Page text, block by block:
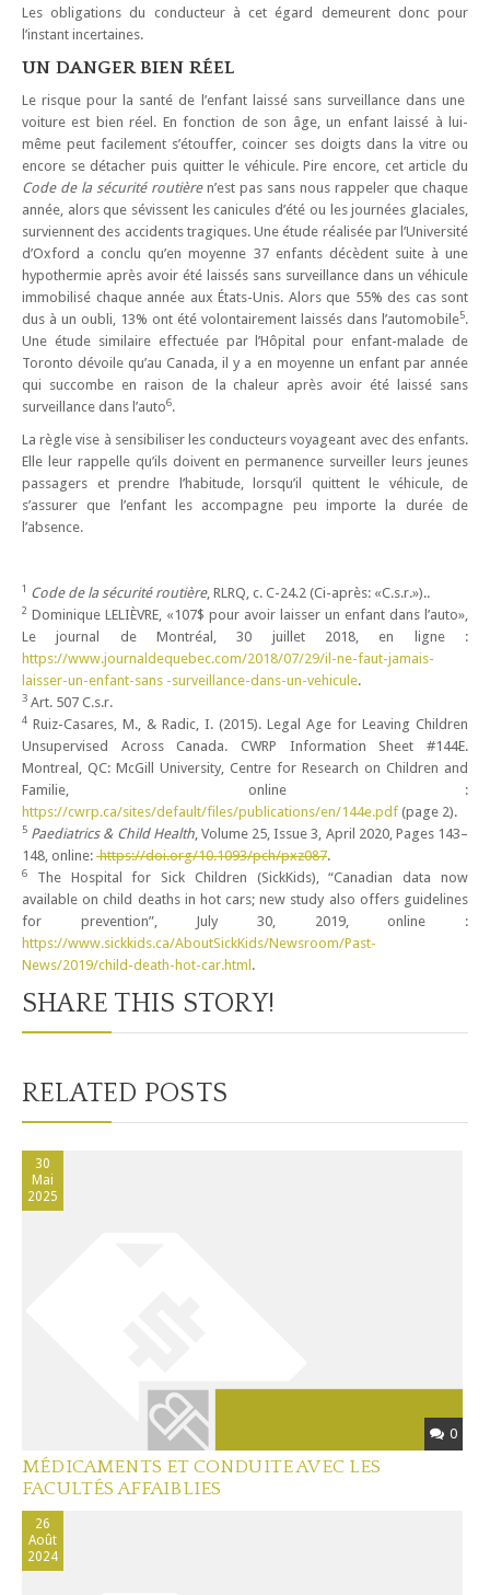
Les obligations du conducteur à cet égard demeurent donc pour
l’instant incertaines.
UN DANGER BIEN RÉEL
Le risque pour la santé de l’enfant laissé sans surveillance dans une
voiture est bien réel. En fonction de son âge, un enfant laissé à lui-
même peut facilement s’étouffer, coincer ses doigts dans la vitre ou
encore se détacher puis quitter le véhicule. Pire encore, cet article du
Code de la sécurité routière n’est pas sans nous rappeler que chaque
année, alors que sévissent les canicules d’été ou les journées glaciales,
surviennent des accidents tragiques. Une étude réalisée par l’Université
d’Oxford a conclu qu’en moyenne 37 enfants décèdent suite à une
hypothermie après avoir été laissés sans surveillance dans un véhicule
immobilisé chaque année aux États-Unis. Alors que 55% des cas sont
dus à un oubli, 13% ont été volontairement laissés dans l’automobile5.
Une étude similaire effectuée par l’Hôpital pour enfant-malade de
Toronto dévoile qu’au Canada, il y a en moyenne un enfant par année
qui succombe en raison de la chaleur après avoir été laissé sans
surveillance dans l’auto6.
La règle vise à sensibiliser les conducteurs voyageant avec des enfants.
Elle leur rappelle qu’ils doivent en permanence surveiller leurs jeunes
passagers et prendre l’habitude, lorsqu’il quittent le véhicule, de
s’assurer que l’enfant les accompagne peu importe la durée de
l’absence.
1 Code de la sécurité routière, RLRQ, c. C-24.2 (Ci-après: «C.s.r.»)..
2 Dominique LELIÈVRE, «107$ pour avoir laisser un enfant dans l’auto»,
Le journal de Montréal, 30 juillet 2018, en ligne :
https://www.journaldequebec.com/2018/07/29/il-ne-faut-jamais-
laisser-un-enfant-sans -surveillance-dans-un-vehicule.
3 Art. 507 C.s.r.
4 Ruiz-Casares, M., & Radic, I. (2015). Legal Age for Leaving Children
Unsupervised Across Canada. CWRP Information Sheet #144E.
Montreal, QC: McGill University, Centre for Research on Children and
Familie, online :
https://cwrp.ca/sites/default/files/publications/en/144e.pdf (page 2).
5 Paediatrics & Child Health, Volume 25, Issue 3, April 2020, Pages 143–
148, online: https://doi.org/10.1093/pch/pxz087.
6
The Hospital for Sick Children (SickKids), “Canadian data now
available on child deaths in hot cars; new study also offers guidelines
for prevention”, July 30, 2019, online :
https://www.sickkids.ca/AboutSickKids/Newsroom/Past-
News/2019/child-death-hot-car.html .
SHARE THIS STORY!
RELATED POSTS
30
Mai
2025
0
MÉDICAMENTS ET CONDUITE AVEC LES
FACULTÉS AFFAIBLIES
26
Août
2024